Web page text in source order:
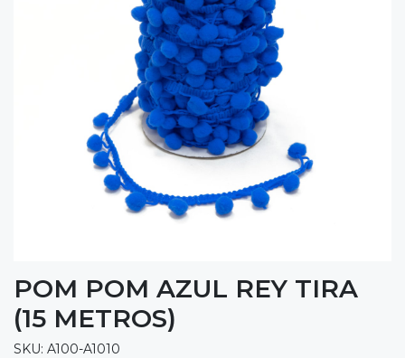
POM POM AZUL REY TIRA
(15 METROS)
SKU: A100-A1010